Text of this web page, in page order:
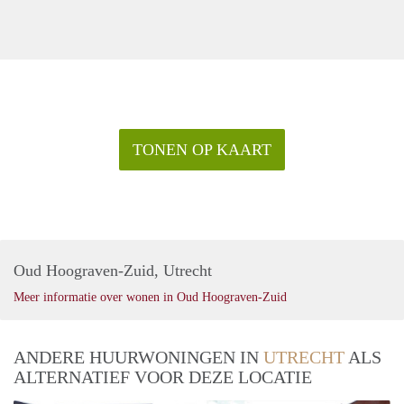
TONEN OP KAART
Oud Hoograven-Zuid, Utrecht
Meer informatie over wonen in Oud Hoograven-Zuid
ANDERE HUURWONINGEN IN UTRECHT ALS
ALTERNATIEF VOOR DEZE LOCATIE